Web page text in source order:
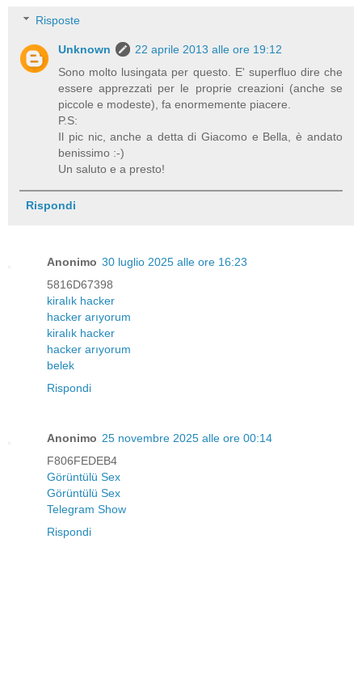
Risposte
Unknown
22 aprile 2013 alle ore 19:12
Sono molto lusingata per questo. E' superfluo dire che
essere apprezzati per le proprie creazioni (anche se
piccole e modeste), fa enormemente piacere.
P.S:
Il pic nic, anche a detta di Giacomo e Bella, è andato
benissimo :-)
Un saluto e a presto!
Rispondi
Anonimo 30 luglio 2025 alle ore 16:23
5816D67398
kiralık hacker
hacker arıyorum
kiralık hacker
hacker arıyorum
belek
Rispondi
Anonimo 25 novembre 2025 alle ore 00:14
F806FEDEB4
Görüntülü Sex
Görüntülü Sex
Telegram Show
Rispondi